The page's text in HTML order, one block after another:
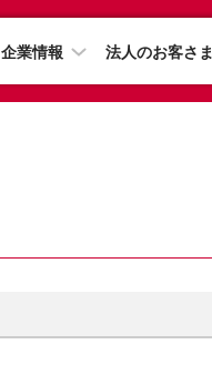
企業情報 法人のお客さま